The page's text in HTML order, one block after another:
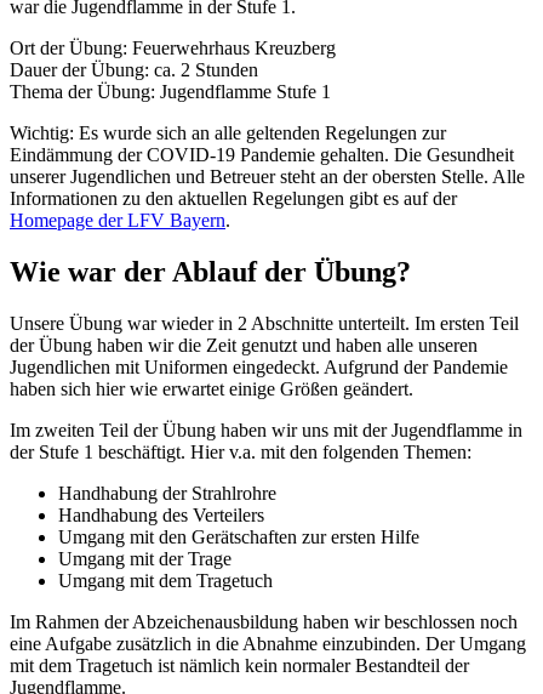
war die Jugendflamme in der Stufe 1.
Ort der Übung: Feuerwehrhaus Kreuzberg
Dauer der Übung: ca. 2 Stunden
Thema der Übung: Jugendflamme Stufe 1
Wichtig: Es wurde sich an alle geltenden Regelungen zur
Eindämmung der COVID-19 Pandemie gehalten. Die Gesundheit
unserer Jugendlichen und Betreuer steht an der obersten Stelle. Alle
Informationen zu den aktuellen Regelungen gibt es auf der
Homepage der LFV Bayern.
Wie war der Ablauf der Übung?
Unsere Übung war wieder in 2 Abschnitte unterteilt. Im ersten Teil
der Übung haben wir die Zeit genutzt und haben alle unseren
Jugendlichen mit Uniformen eingedeckt. Aufgrund der Pandemie
haben sich hier wie erwartet einige Größen geändert.
Im zweiten Teil der Übung haben wir uns mit der Jugendflamme in
der Stufe 1 beschäftigt. Hier v.a. mit den folgenden Themen:
Handhabung der Strahlrohre
Handhabung des Verteilers
Umgang mit den Gerätschaften zur ersten Hilfe
Umgang mit der Trage
Umgang mit dem Tragetuch
Im Rahmen der Abzeichenausbildung haben wir beschlossen noch
eine Aufgabe zusätzlich in die Abnahme einzubinden. Der Umgang
mit dem Tragetuch ist nämlich kein normaler Bestandteil der
Jugendflamme.